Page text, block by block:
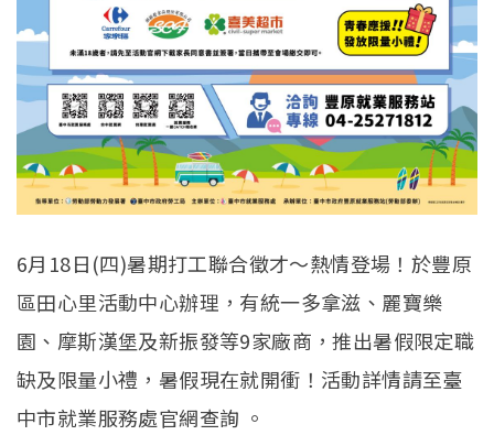
6月18日(四)暑期打工聯合徵才～熱情登場！於豐原
區田心里活動中心辦理，有統一多拿滋、麗寶樂
園、摩斯漢堡及新振發等9家廠商，推出暑假限定職
缺及限量小禮，暑假現在就開衝！活動詳情請至臺
中市就業服務處官網查詢 。